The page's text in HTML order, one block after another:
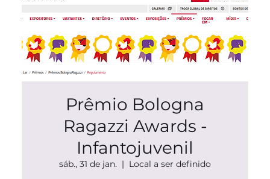
Prêmio Bologna
Ragazzi Awards -
Infantojuvenil
sáb., 31 de jan.
  |
Local a ser definido